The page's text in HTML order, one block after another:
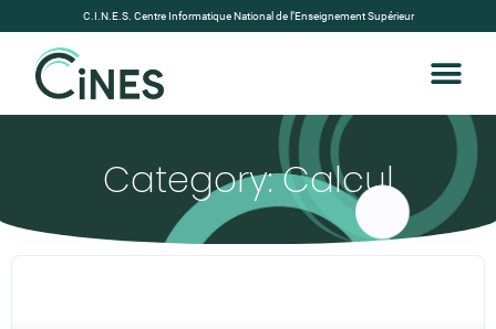
C.I.N.E.S. Centre Informatique National de l’Enseignement Supérieur
Category: Calcul